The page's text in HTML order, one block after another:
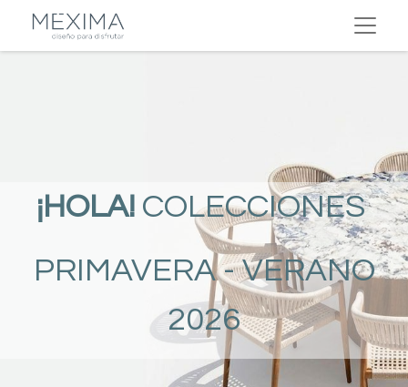
¡HOLA! COLECCIONES
PRIMAVERA - VERANO
2026